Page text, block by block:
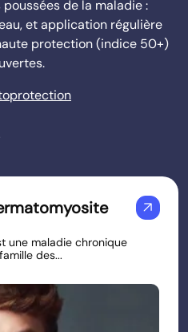
de la maladie :
et application régulière
protection (indice 50+)
arrow_outward
une maladie chronique
des...